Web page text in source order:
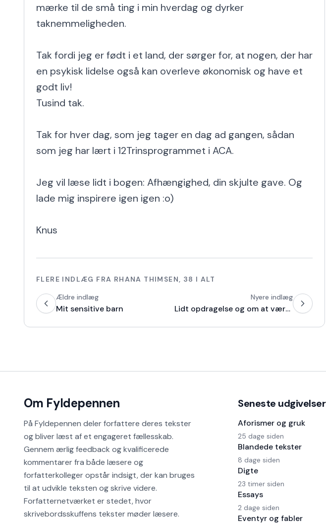
mærke til de små ting i min hverdag og dyrker
taknemmeligheden.
Tak fordi jeg er født i et land, der sørger for, at nogen, der har
en psykisk lidelse også kan overleve økonomisk og have et
godt liv!
Tusind tak.
Tak for hver dag, som jeg tager en dag ad gangen, sådan
som jeg har lært i 12Trinsprogrammet i ACA.
Jeg vil læse lidt i bogen: Afhængighed, din skjulte gave. Og
lade mig inspirere igen igen :o)
Knus
FLERE INDLÆG FRA RHANA THIMSEN, 38 I ALT
Ældre indlæg
Mit sensitive barn
Nyere indlæg
Lidt opdragelse og om at være på pension som 43år
Om Fyldepennen
På Fyldepennen deler forfattere deres tekster
og bliver læst af et engageret fællesskab.
Gennem ærlig feedback og kvalificerede
kommentarer fra både læsere og
forfatterkolleger opstår indsigt, der kan bruges
til at udvikle teksten og skrive videre.
Forfatternetværket er stedet, hvor
skrivebordsskuffens tekster møder læsere.
Seneste udgivelser
Aforismer og gruk
25 dage siden
Blandede tekster
8 dage siden
Digte
23 timer siden
Essays
2 dage siden
Eventyr og fabler